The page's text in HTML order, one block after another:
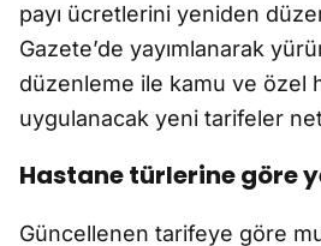
payı ücretlerini yeniden
Gazete’de yayımlanarak
düzenleme ile kamu ve özel
uygulanacak yeni tarifeler
Hastane türlerine göre
Güncellenen tarifeye göre